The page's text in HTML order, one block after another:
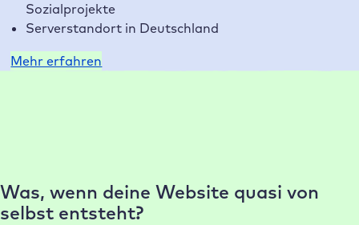
Sozialprojekte
Serverstandort in Deutschland
Mehr erfahren
Was, wenn deine Website quasi von
selbst entsteht?